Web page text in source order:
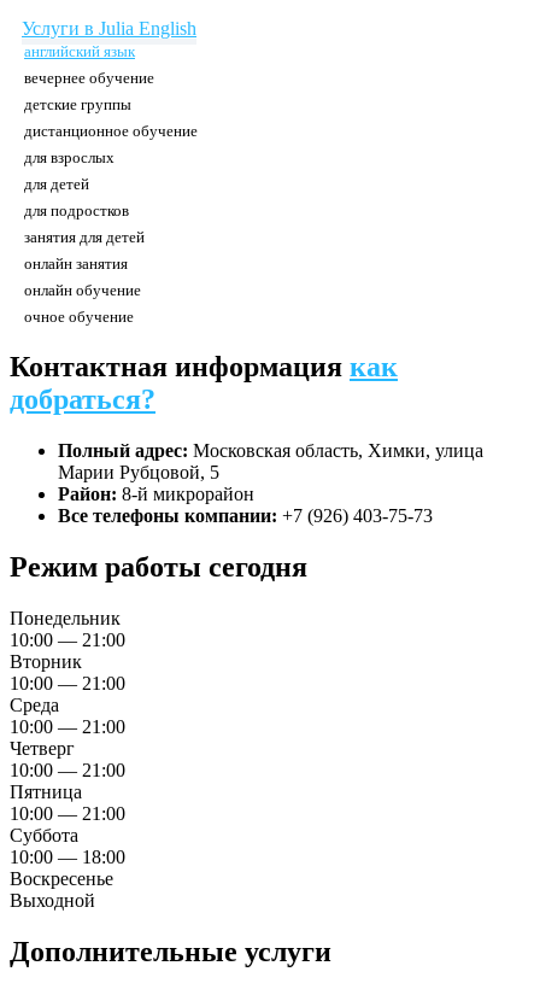
Услуги в Julia English
английский язык
вечернее обучение
детские группы
дистанционное обучение
для взрослых
для детей
для подростков
занятия для детей
онлайн занятия
онлайн обучение
очное обучение
Контактная информация как
добраться?
Полный адрес: Московская область, Химки, улица
Марии Рубцовой, 5
Район: 8-й микрорайон
Все телефоны компании: +7 (926) 403-75-73
Режим работы сегодня
Понедельник
10:00 — 21:00
Вторник
10:00 — 21:00
Среда
10:00 — 21:00
Четверг
10:00 — 21:00
Пятница
10:00 — 21:00
Суббота
10:00 — 18:00
Воскресенье
Выходной
Дополнительные услуги